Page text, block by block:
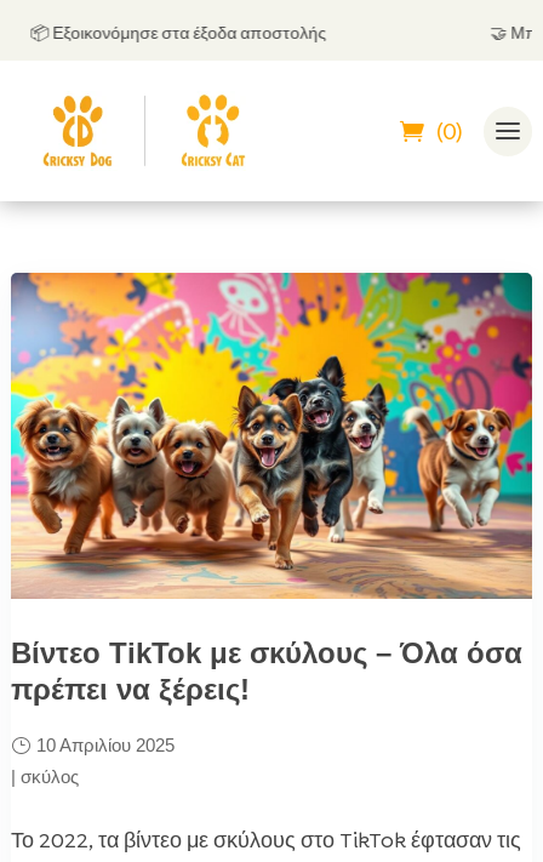
Εξοικονόμησε στα έξοδα αποστολής
(0)
Βίντεο TikTok με σκύλους – Όλα όσα
πρέπει να ξέρεις!
10 Απριλίου 2025
| σκύλος
Το 2022, τα βίντεο με σκύλους στο TikTok έφτασαν τις